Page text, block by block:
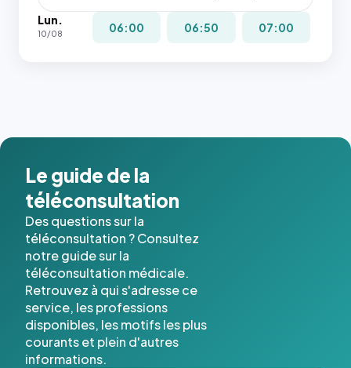
pas la
place, et
Lun.
10/08 06:00 06:50 07:00
Le guide de la
téléconsultation
Des questions sur la
téléconsultation ? Consultez
notre guide sur la
téléconsultation médicale.
Retrouvez à qui s'adresse ce
service, les professions
disponibles, les motifs les plus
courants et plein d'autres
informations.